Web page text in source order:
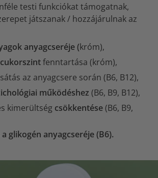
testi funkciókat támogatnak,
játszanak / hozzájárulnak az
anyagcseréje (króm),
fenntartása (króm),
az anyagcsere során (B6, B12),
működéshez (B6, B9, B12),
kimerültség csökkentése(B6, B9,
glikogén anyagcseréje (B6).